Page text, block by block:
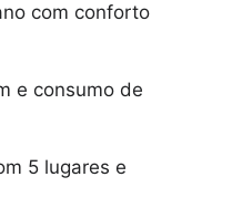
com conforto
e consumo de
5 lugares e